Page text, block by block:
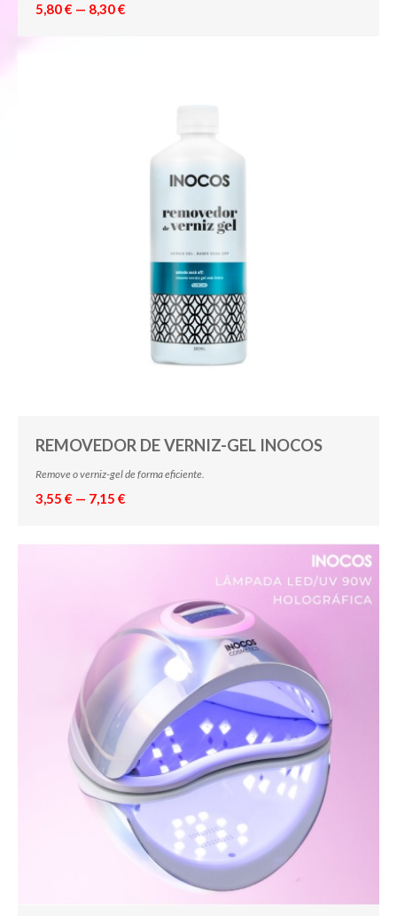
5,80 € — 8,30 €
REMOVEDOR DE VERNIZ-GEL INOCOS
Remove o verniz-gel de forma eficiente.
3,55 € — 7,15 €